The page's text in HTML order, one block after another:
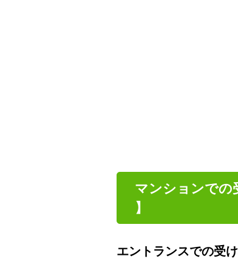
マンションでの
】
エントランスでの受